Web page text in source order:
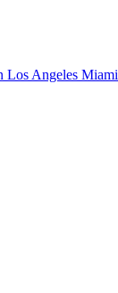
Los Angeles Miami